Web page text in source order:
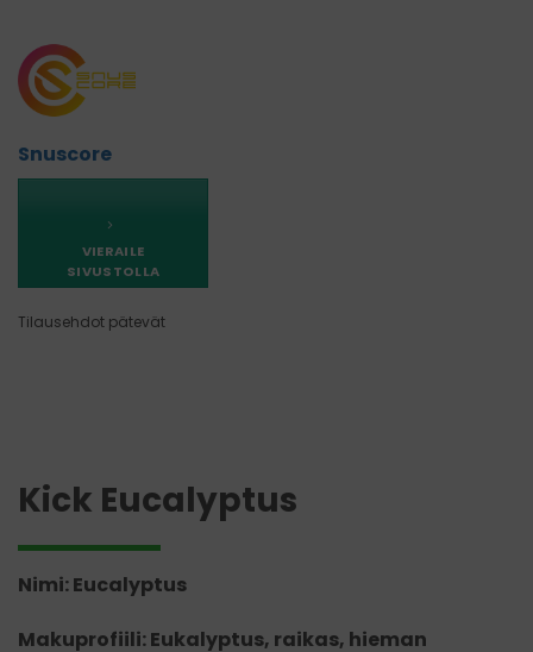
Snuscore
VIERAILE
SIVUSTOLLA
Tilausehdot pätevät
Kick Eucalyptus
Nimi: Eucalyptus
Makuprofiili: Eukalyptus, raikas, hieman